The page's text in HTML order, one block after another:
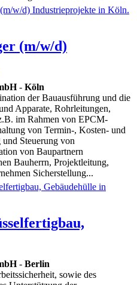
(m/w/d)
- Köln
der Bauausführung und die
Apparate, Rohrleitungen,
im Rahmen von EPCM-
von Termin-, Kosten- und
Steuerung von
von Baupartnern
Bauherrn, Projektleitung,
Sicherstellung...
- Berlin
sowie des